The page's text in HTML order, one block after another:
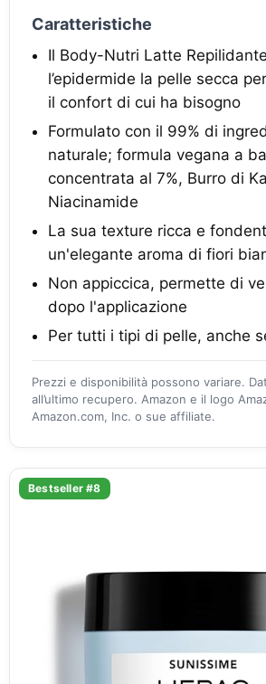
Caratteristiche
Il Body-Nutri Latte
l’epidermide la pelle secca
il confort di cui ha bisogno
Formulato con il 99% di
naturale; formula vegana a
concentrata al 7%, Burro di
Niacinamide
La sua texture ricca e
un'elegante aroma di fiori
Non appiccica, permette di
dopo l'applicazione
Per tutti i tipi di pelle, anche
Prezzi e disponibilità possono variare.
all’ultimo recupero. Amazon e il logo
Amazon.com, Inc. o sue affiliate.
Bestseller #8